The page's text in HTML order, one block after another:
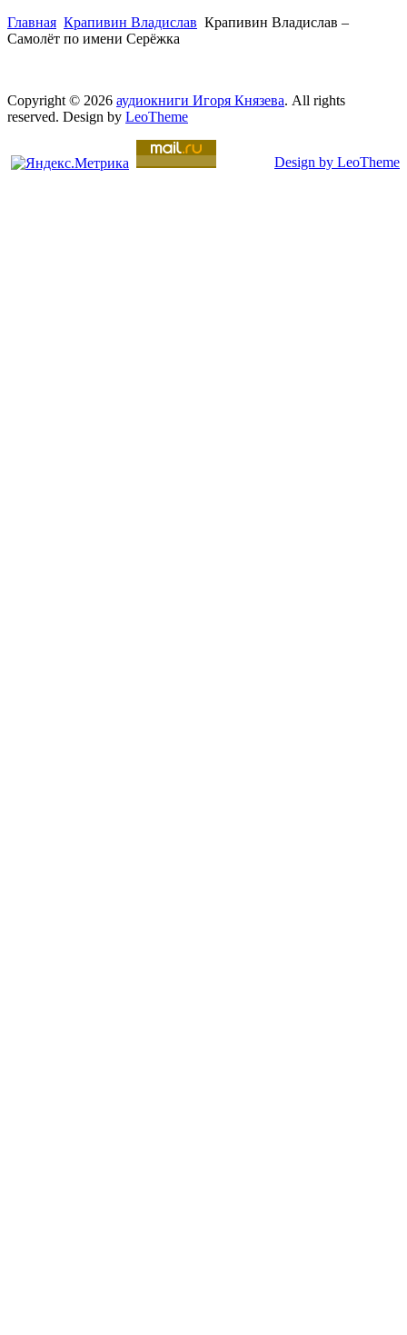
Главная Крапивин Владислав Крапивин Владислав –
Самолёт по имени Серёжка
Copyright © 2026 аудиокниги Игоря Князева. All rights
reserved. Design by LeoTheme
Design by LeoTheme